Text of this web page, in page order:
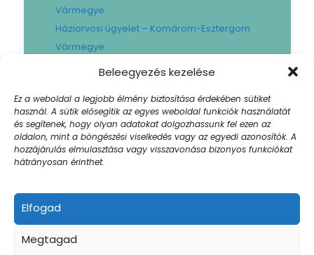
Beleegyezés kezelése
Ez a weboldal a legjobb élmény biztosítása érdekében sütiket
használ. A sütik elősegítik az egyes weboldal funkciók használatát
és segítenek, hogy olyan adatokat dolgozhassunk fel ezen az
oldalon, mint a böngészési viselkedés vagy az egyedi azonosítók. A
hozzájárulás elmulasztása vagy visszavonása bizonyos funkciókat
hátrányosan érinthet.
Elfogad
Megtagad
Vármegye
Háziorvosi ügyelet – Komárom-Esztergom
Vármegye
Gyógyszertári ügyelet – Komárom-
Városi Fogászat
Művese Állomás B.Braun
Facility hibabejelentő
Sajtószoba
© 2024 Szent Borbála Kórház. All Rights |
Akadálymentesített weboldal